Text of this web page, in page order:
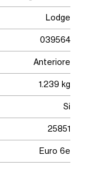
Lodge
039564
Anteriore
1.239 kg
Si
25851
Euro 6e